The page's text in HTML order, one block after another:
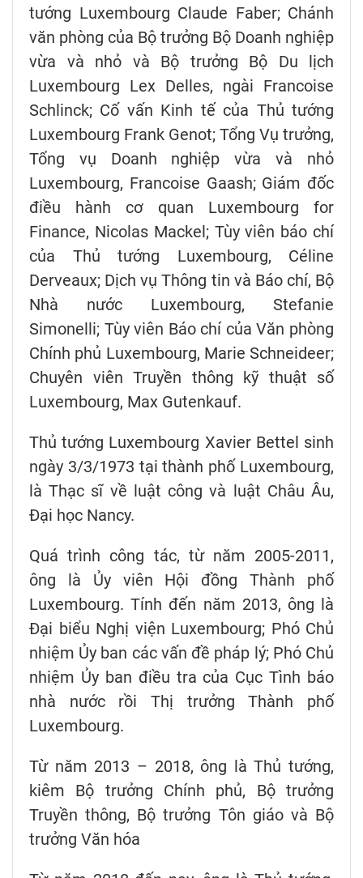
tướng Luxembourg Claude Faber; Chánh
văn phòng của Bộ trưởng Bộ Doanh nghiệp
vừa và nhỏ và Bộ trưởng Bộ Du lịch
Luxembourg Lex Delles, ngài Francoise
Schlinck; Cố vấn Kinh tế của Thủ tướng
Luxembourg Frank Genot; Tổng Vụ trưởng,
Tổng vụ Doanh nghiệp vừa và nhỏ
Luxembourg, Francoise Gaash; Giám đốc
điều hành cơ quan Luxembourg for
Finance, Nicolas Mackel; Tùy viên báo chí
của Thủ tướng Luxembourg, Céline
Derveaux; Dịch vụ Thông tin và Báo chí, Bộ
Nhà nước Luxembourg, Stefanie
Simonelli; Tùy viên Báo chí của Văn phòng
Chính phủ Luxembourg, Marie Schneideer;
Chuyên viên Truyền thông kỹ thuật số
Luxembourg, Max Gutenkauf.
Thủ tướng Luxembourg Xavier Bettel sinh
ngày 3/3/1973 tại thành phố Luxembourg,
là Thạc sĩ về luật công và luật Châu Âu,
Đại học Nancy.
Quá trình công tác, từ năm 2005-2011,
ông là Ủy viên Hội đồng Thành phố
Luxembourg. Tính đến năm 2013, ông là
Đại biểu Nghị viện Luxembourg; Phó Chủ
nhiệm Ủy ban các vấn đề pháp lý; Phó Chủ
nhiệm Ủy ban điều tra của Cục Tình báo
nhà nước rồi Thị trưởng Thành phố
Luxembourg.
Từ năm 2013 – 2018, ông là Thủ tướng,
kiêm Bộ trưởng Chính phủ, Bộ trưởng
Truyền thông, Bộ trưởng Tôn giáo và Bộ
trưởng Văn hóa